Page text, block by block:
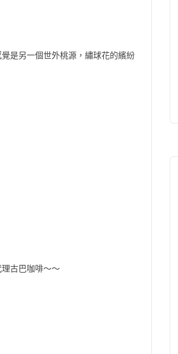
是另一個世外桃源，繡球花的繽紛
古巴咖啡～～